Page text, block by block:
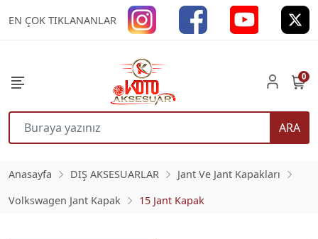
EN ÇOK TIKLANANLAR
ARA
0
Anasayfa DIŞ AKSESUARLAR
Jant Ve Jant Kapakları
Volkswagen Jant Kapak
15 Jant Kapak